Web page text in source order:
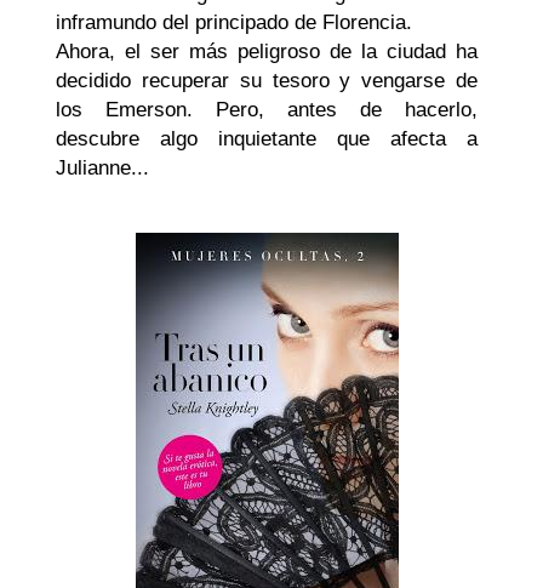
inframundo del principado de Florencia.
Ahora, el ser más peligroso de la ciudad ha
decidido recuperar su tesoro y vengarse de
los Emerson. Pero, antes de hacerlo,
descubre algo inquietante que afecta a
Julianne...